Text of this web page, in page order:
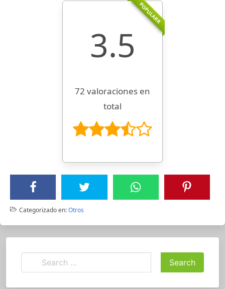
POPULARR
3.5
72 valoraciones en
total
Categorizado en:Otros